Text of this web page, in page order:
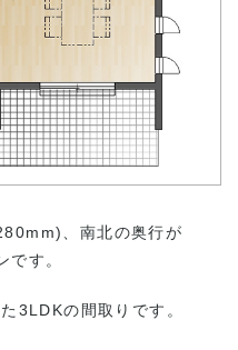
、南北の奥行が
す。
3LDKの間取りです。